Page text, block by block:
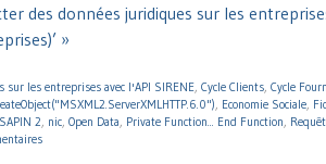
des données juridiques sur les
»
sur les entreprises avec l'API SIRENE, Cycle Clients, Cycle
, Economie Sociale,
2, nic, Open Data, Private Function... End Function,